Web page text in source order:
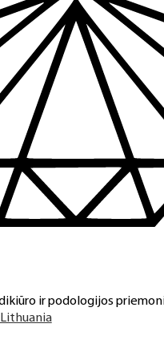
ir podologijos
Lithuania